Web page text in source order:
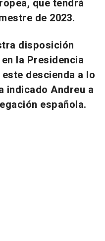
que tendrá
de 2023.
disposición
la Presidencia
descienda a lo
indicado Andreu a
española.